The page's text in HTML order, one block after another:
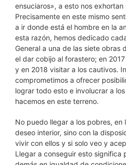
ensuciaros», a esto nos exhortan
Precisamente en este mismo
a ir donde está el hombre en la
esta razón, hemos dedicado
General a una de las siete obras
el dar cobijo al forastero; en
y en 2018 visitar a los cautivos.
comprometimos a ofrecer
lograr todo esto e involucrar a
hacemos en este terreno.
No puedo llegar a los pobres, en
deseo interior, sino con la
vivir con ellos y si solo veo y
Llegar a conseguir esto significa